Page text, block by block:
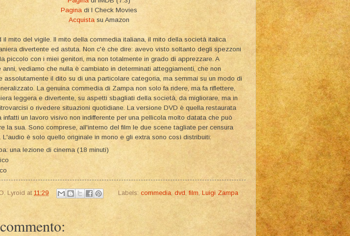
Pagina di I Check Movies
Acquista su Amazon
il mito del vigile. Il mito della commedia italiana, il mito della società italica
divertente ed astuta. Non c'è che dire: avevo visto soltanto degli spezzoni
piccolo con i miei genitori, ma non totalmente in grado di apprezzare. A
anni, vediamo che nulla è cambiato in determinati atteggiamenti, che non
assolutamente il dito su di una particolare categoria, ma semmai su un modo di
La genuina commedia di Zampa non solo fa ridere, ma fa riflettere,
leggera e divertente, su aspetti sbagliati della società, da migliorare, ma in
o rivedere situazioni quotidiane. La versione DVD è quella restaurata
infatti un lavoro visivo non indifferente per una pellicola molto datata che può
la sua. Sono comprese, all'interno del film le due scene tagliate per censura
L'audio è solo quello originale in mono e gli extra sono così distribuiti:
una lezione di cinema (18 minuti)
Lyroid at 11:29 Labels: commedia, dvd,film, Luigi Zampa